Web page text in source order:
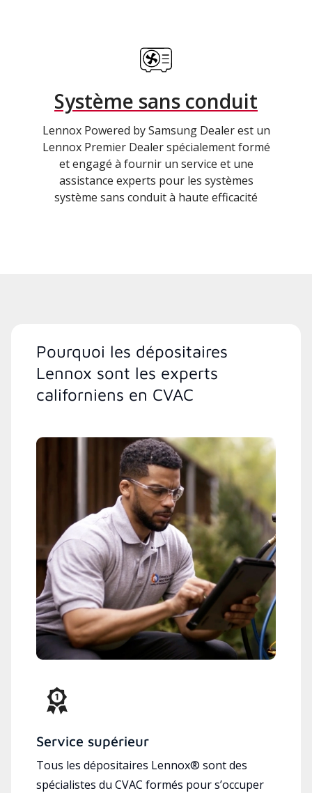
Système sans conduit
Lennox Powered by Samsung Dealer est un
Lennox Premier Dealer spécialement formé
et engagé à fournir un service et une
assistance experts pour les systèmes
système sans conduit à haute efficacité
Pourquoi les dépositaires
Lennox sont les experts
californiens en CVAC
Service supérieur
Tous les dépositaires Lennox® sont des
spécialistes du CVAC formés pour s’occuper